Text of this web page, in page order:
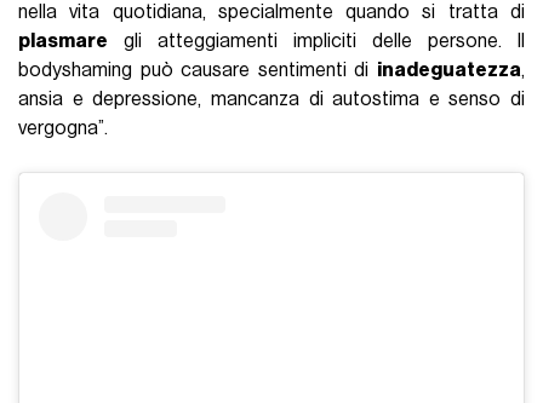
nella vita quotidiana, specialmente quando si tratta di
plasmare gli atteggiamenti impliciti delle persone. Il
bodyshaming può causare sentimenti di inadeguatezza,
ansia e depressione, mancanza di autostima e senso di
vergogna”.